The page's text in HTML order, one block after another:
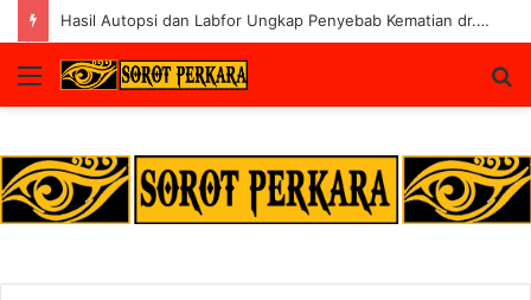
Polres Rohul Kembalikan 6 Kendaraan ke Korban, Pelaku Curanmor Dijerat 7 Tahun Penjara
Menu